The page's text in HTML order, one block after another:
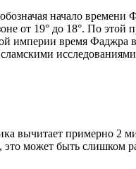
начало
от 19° до 18°. По
империи время
вычитает примерно 2
это может быть слишком